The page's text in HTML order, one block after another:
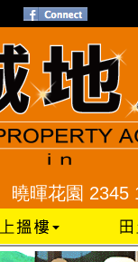
園 2345 1286 /